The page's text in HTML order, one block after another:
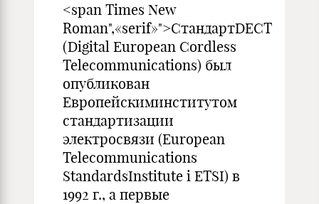
<span Times New
Roman",«serif»">СтандартDECT
(Digital European Cordless
Telecommunications) был
опубликован
Европейскиминститутом
стандартизации
электросвязи (European
Telecommunications
StandardsInstitute і ETSI) в
1992 г., а первые